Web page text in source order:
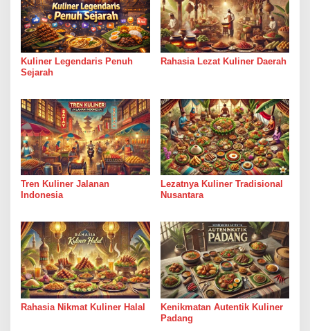
Kuliner Legendaris Penuh
Sejarah
Rahasia Lezat Kuliner Daerah
Tren Kuliner Jalanan
Indonesia
Lezatnya Kuliner Tradisional
Nusantara
Rahasia Nikmat Kuliner Halal
Kenikmatan Autentik Kuliner
Padang